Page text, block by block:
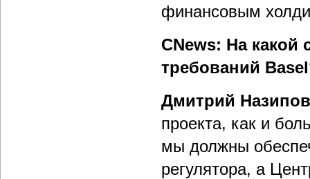
финансовым
CNews: На какой
требований
Дмитрий
проекта, как и
мы должны
регулятора, а